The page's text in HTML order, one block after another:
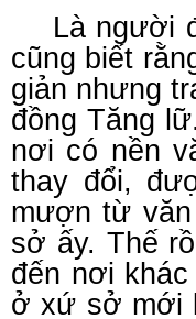
Là người
cũng biết
giản nhưng
đồng Tăng
nơi có nền
thay đổi,
mượn từ
sở ấy. Thế
đến nơi
ở xứ sở mới